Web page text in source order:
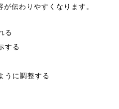
伝わりやすくなります。
る
する
うに調整する